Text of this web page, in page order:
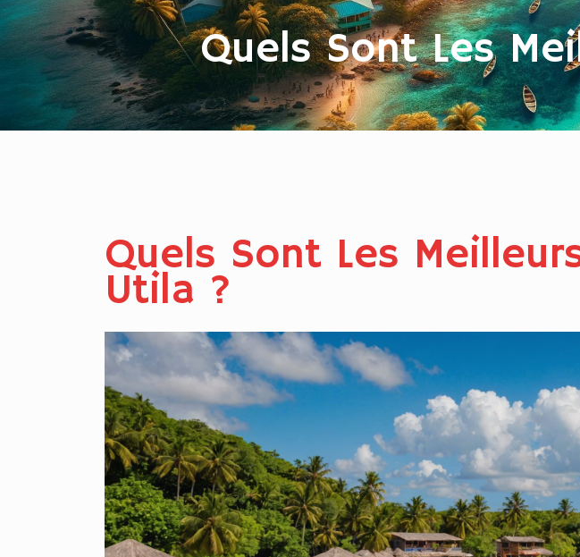
Quels Sont Les
Quels Sont Les
Utila ?